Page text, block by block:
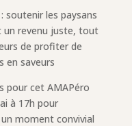
soutenir les paysans
un revenu juste, tout
de profiter de
en saveurs
pour cet AMAPéro
à 17h pour
moment convivial